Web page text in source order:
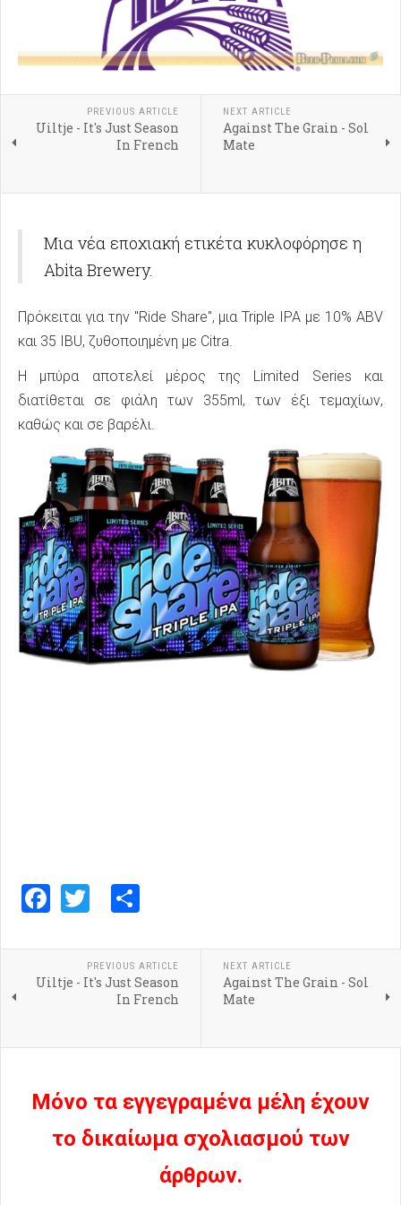
PREVIOUS ARTICLE
Uiltje - It's Just Season
In French
NEXT ARTICLE
Against The Grain - Sol
Mate
Μια νέα εποχιακή ετικέτα κυκλοφόρησε η
Abita Brewery.
Πρόκειται για την "Ride Share", μια Triple IPA με 10% ABV
και 35 IBU, ζυθοποιημένη με Citra.
Η μπύρα αποτελεί μέρος της Limited Series και
διατίθεται σε φιάλη των 355ml, των έξι τεμαχίων,
καθώς και σε βαρέλι.
Facebook
Twitter
PREVIOUS ARTICLE
Uiltje - It's Just Season
In French
NEXT ARTICLE
Against The Grain - Sol
Mate
Μόνο τα εγγεγραμένα μέλη έχουν
το δικαίωμα σχολιασμού των
άρθρων.